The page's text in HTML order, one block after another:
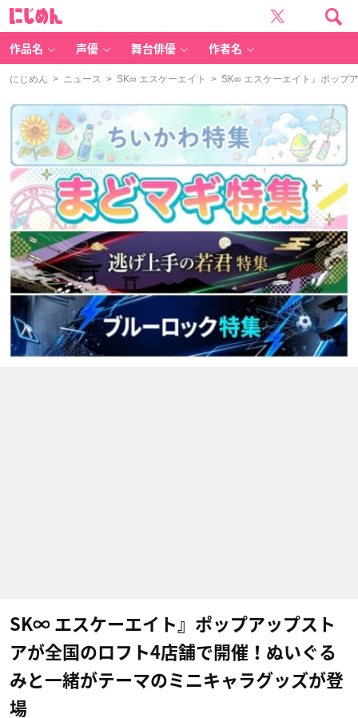
作品名 声優 舞台俳優 作者名
にじめん > ニュース > SK∞ エスケーエイト > SK∞ エスケーエイト』ポップ
SK∞ エスケーエイト』ポップアップスト
アが全国のロフト4店舗で開催！ぬいぐる
みと一緒がテーマのミニキャラグッズが登
場